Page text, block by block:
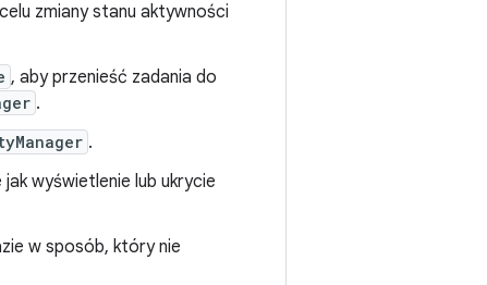
zmiany stanu aktywności
, aby przenieść zadania do
.
.
jak wyświetlenie lub ukrycie
w sposób, który nie